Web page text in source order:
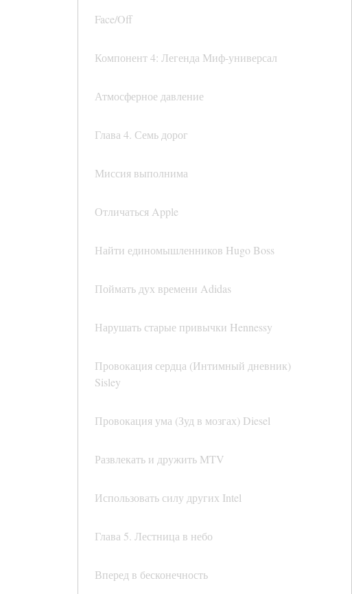
Face/Off
Компонент 4: Легенда Миф-универсал
Атмосферное давление
Глава 4. Семь дорог
Миссия выполнима
Отличаться Apple
Найти единомышленников Hugo Boss
Поймать дух времени Adidas
Нарушать старые привычки Hennessy
Провокация сердца (Интимный дневник)
Sisley
Провокация ума (Зуд в мозгах) Diesel
Развлекать и дружить MTV
Использовать силу других Intel
Глава 5. Лестница в небо
Вперед в бесконечность